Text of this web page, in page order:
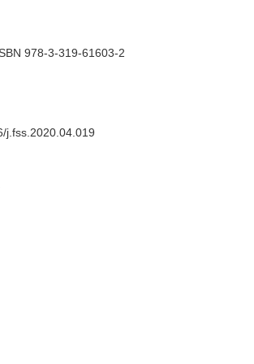
978-3-319-61603-2
j.fss.2020.04.019